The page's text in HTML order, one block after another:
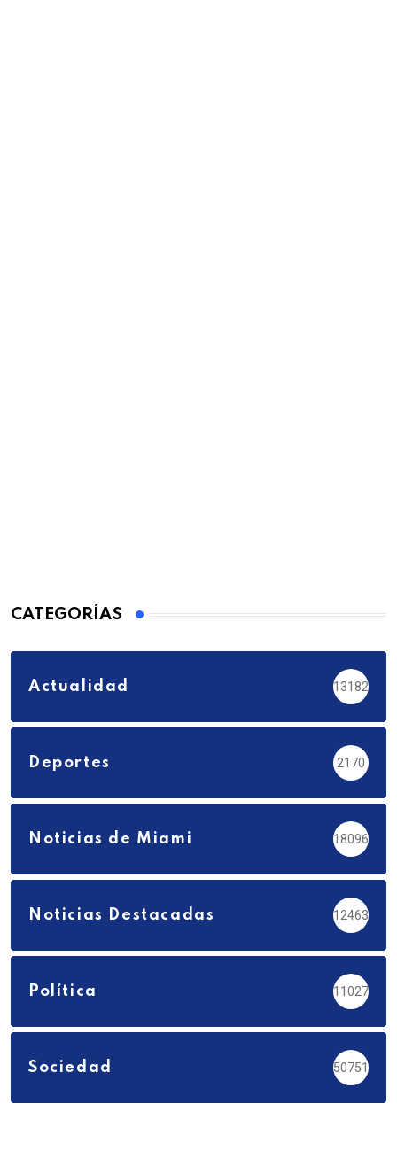
CATEGORÍAS
Actualidad 13182
Deportes 2170
Noticias de Miami 18096
Noticias Destacadas 12463
Política 11027
Sociedad 50751